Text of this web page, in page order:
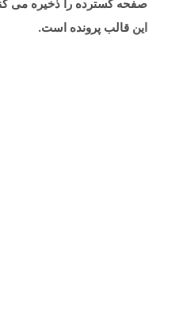
صفحه گسترده را ذخیره می
این قالب پرونده است.